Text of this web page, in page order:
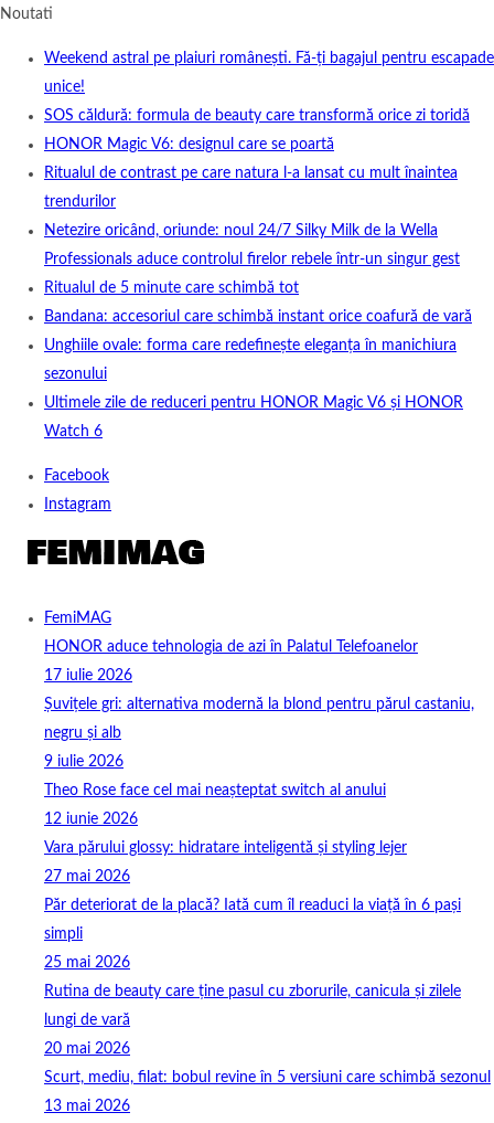
Noutati
Weekend astral pe plaiuri românești. Fă-ți bagajul pentru escapade
unice!
SOS căldură: formula de beauty care transformă orice zi toridă
HONOR Magic V6: designul care se poartă
Ritualul de contrast pe care natura l-a lansat cu mult înaintea
trendurilor
Netezire oricând, oriunde: noul 24/7 Silky Milk de la Wella
Professionals aduce controlul firelor rebele într-un singur gest
Ritualul de 5 minute care schimbă tot
Bandana: accesoriul care schimbă instant orice coafură de vară
Unghiile ovale: forma care redefinește eleganța în manichiura
sezonului
Ultimele zile de reduceri pentru HONOR Magic V6 și HONOR
Watch 6
Facebook
Instagram
FemiMAG
HONOR aduce tehnologia de azi în Palatul Telefoanelor
17 iulie 2026
Șuvițele gri: alternativa modernă la blond pentru părul castaniu,
negru și alb
9 iulie 2026
Theo Rose face cel mai neașteptat switch al anului
12 iunie 2026
Vara părului glossy: hidratare inteligentă și styling lejer
27 mai 2026
Păr deteriorat de la placă? Iată cum îl readuci la viață în 6 pași
simpli
25 mai 2026
Rutina de beauty care ține pasul cu zborurile, canicula și zilele
lungi de vară
20 mai 2026
Scurt, mediu, filat: bobul revine în 5 versiuni care schimbă sezonul
13 mai 2026